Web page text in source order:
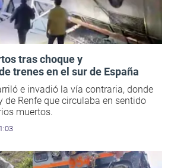
tras choque y
trenes en el sur de España
e invadió la vía contraria, donde
de Renfe que circulaba en sentido
muertos.